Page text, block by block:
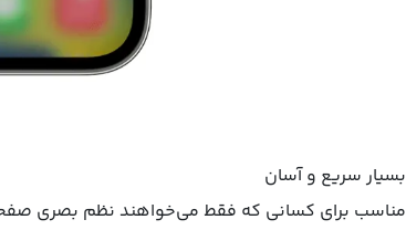
بسیار سریع و آسان
مناسب برای کسانی که فقط می‌خواهند نظم بصری